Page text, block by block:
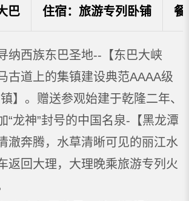
巴 住宿：旅游专列卧铺 餐
纳西族东巴圣地--【东巴大峡
古道上的集镇建设典范AAAA级
】。赠送参观始建于乾隆二年、
“龙神”封号的中国名泉-【黑龙潭
澈奔腾，水草清晰可见的丽江水
返回大理，大理晚乘旅游专列火